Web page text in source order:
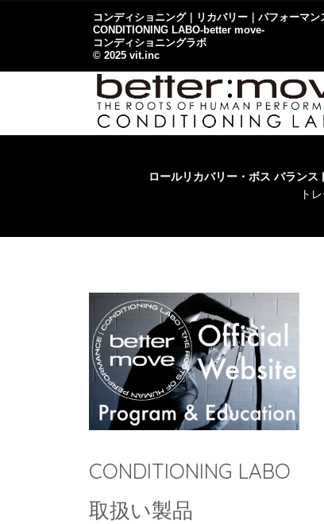
コンディショニング｜リカバリー｜パフォーマン
CONDITIONING LABO-better move-
コンディショニングラボ
© 2025 vit.inc
ロールリカバリー・ボス バラン
ト
CONDITIONING LABO
取扱い製品